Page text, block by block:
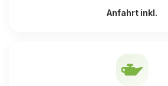
Anfahrt inkl.